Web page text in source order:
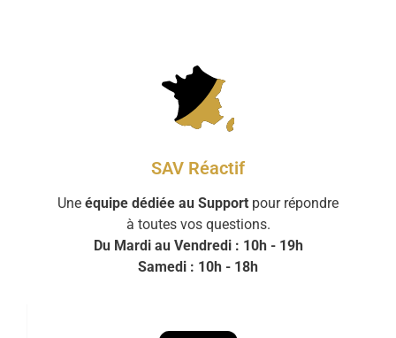
SAV Réactif
Une équipe dédiée au Support pour répondre
à toutes vos questions.
Du Mardi au Vendredi : 10h - 19h
Samedi : 10h - 18h